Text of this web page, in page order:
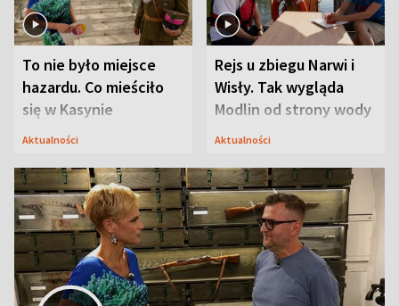
To nie było miejsce
hazardu. Co mieściło
się w Kasynie
Oficerskim?
Aktualności
Rejs u zbiegu Narwi i
Wisły. Tak wygląda
Modlin od strony wody
Aktualności